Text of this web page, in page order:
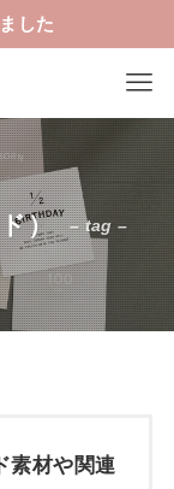
した
） – tag –
素材や関連